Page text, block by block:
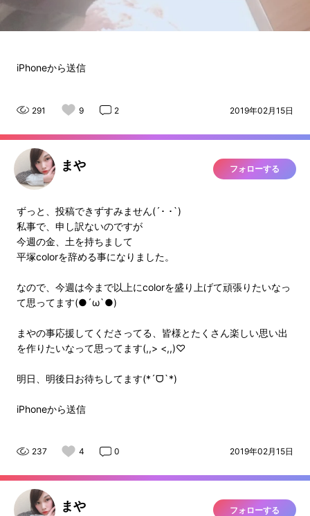
iPhoneから送信
291 9 2 2019年02月15日
まや フォローする
ずっと、投稿できずすみません(´･ ･`)
私事で、申し訳ないのですが
今週の金、土を持ちまして
平塚colorを辞める事になりました。
なので、今週は今まで以上にcolorを盛り上げて頑張りたいなっ
て思ってます(●´ω`●)
まやの事応援してくださってる、皆様とたくさん楽しい思い出
を作りたいなって思ってます(,,> <,,)♡
明日、明後日お待ちしてます(*´ᗜ`*)
iPhoneから送信
237 4 0 2019年02月15日
まや フォローする